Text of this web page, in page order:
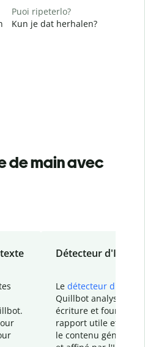
Puoi ripeterlo?
Kun je dat herhalen?
de main avec
Détecteur d'IA
Le détecteur d'IA
Quillbot analyse votre
écriture et fournit un
rapport utile et
le contenu généré